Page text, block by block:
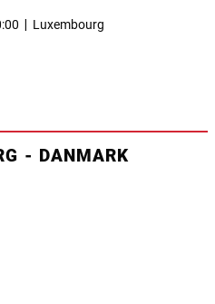
Luxembourg
- DANMARK